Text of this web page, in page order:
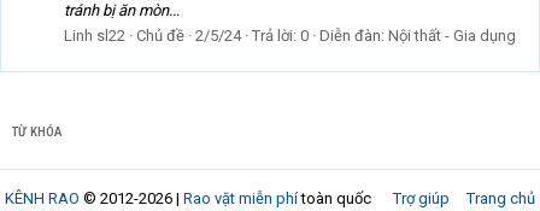
tránh bị ăn mòn...
Linh sl22 Chủ đề 2/5/24 Trả lời: 0 Diễn đàn: Nội thất - Gia dụng
TỪ KHÓA
Trợ giúp Trang chủ
KÊNH RAO © 2012-2026 | Rao vặt miễn phítoàn quốc